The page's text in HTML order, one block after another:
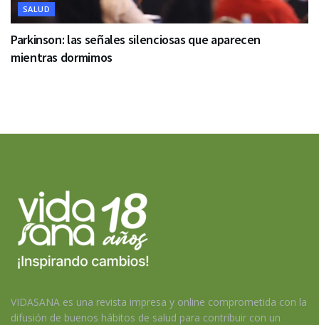
SALUD
Parkinson: las señales silenciosas que aparecen
mientras dormimos
VIDASANA es una revista impresa y online comprometida con la
difusión de buenos hábitos de salud para contribuir con un